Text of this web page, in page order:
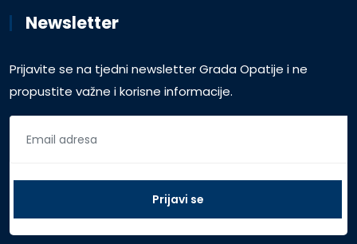
Newsletter
Prijavite se na tjedni newsletter Grada Opatije i ne
propustite važne i korisne informacije.